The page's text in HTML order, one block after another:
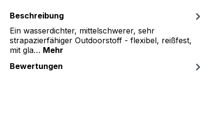
Beschreibung
Ein wasserdichter, mittelschwerer, sehr
strapazierfähiger Outdoorstoff - flexibel, reißfest,
mit gla… Mehr
Bewertungen